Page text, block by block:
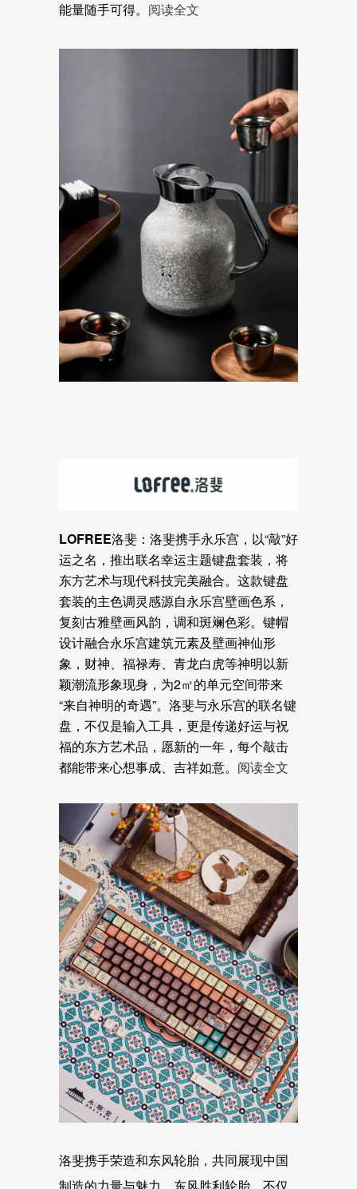
能量随手可得。 阅读全文
LOFREE洛斐 ： 洛斐携手永乐宫，以“敲”好
运之名，推出联名幸运主题键盘套装，将
东方艺术与现代科技完美融合。这款键盘
套装的主色调灵感源自永乐宫壁画色系，
复刻古雅壁画风韵，调和斑斓色彩。键帽
设计融合永乐宫建筑元素及壁画神仙形
象，财神、福禄寿、青龙白虎等神明以新
颖潮流形象现身，为2㎡的单元空间带来
“来自神明的奇遇”。洛斐与永乐宫的联名键
盘，不仅是输入工具，更是传递好运与祝
福的东方艺术品，愿新的一年，每个敲击
都能带来心想事成、吉祥如意。 阅读全文
洛斐携手荣造和东风轮胎，共同展现中国
制造的力量与魅力。东风胜利轮胎，不仅